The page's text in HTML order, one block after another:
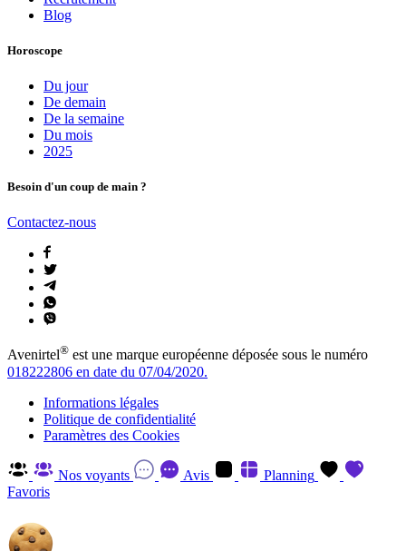
Blog
Horoscope
Du jour
De demain
De la semaine
Du mois
2025
Besoin d'un coup de main ?
Contactez-nous
Avenirtel® est une marque européenne déposée sous le numéro
018222806 en date du 07/04/2020.
Informations légales
Politique de confidentialité
Paramètres des Cookies
Nos voyants Avis
Planning
Favoris